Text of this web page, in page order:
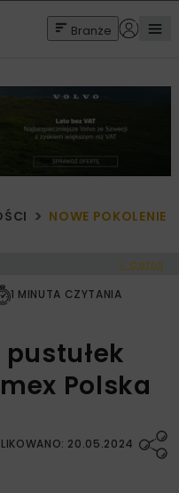
Branże
NOWE POKOLENIE
< Cofnij
1 MINUTA CZYTANIA
Polska
20.05.2024